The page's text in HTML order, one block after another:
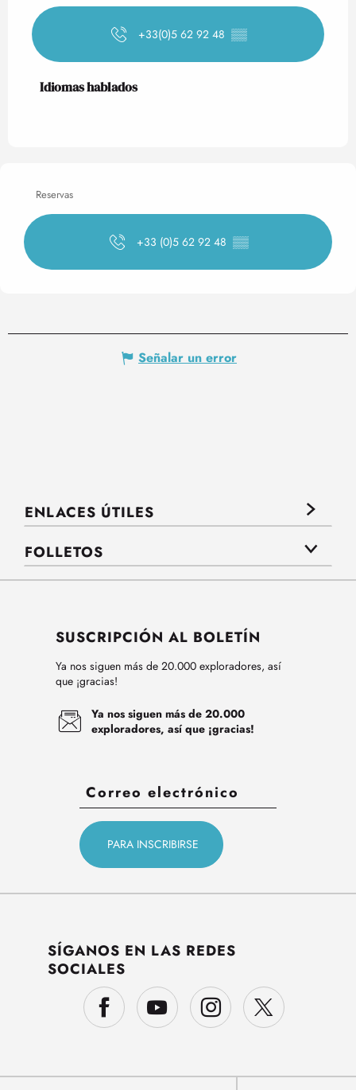
+33(0)5 62 92 48 ▒▒
Idiomas hablados
Idiomas hablados
Reservas
+33 (0)5 62 92 48 ▒▒
Señalar un error
ENLACES ÚTILES
FOLLETOS
SUSCRIPCIÓN AL BOLETÍN
Ya nos siguen más de 20.000 exploradores, así
que ¡gracias!
Ya nos siguen más de 20.000
exploradores, así que ¡gracias!
SÍGANOS EN LAS REDES
SOCIALES